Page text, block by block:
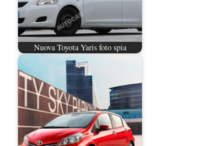
Nuova Toyota Yaris foto spia